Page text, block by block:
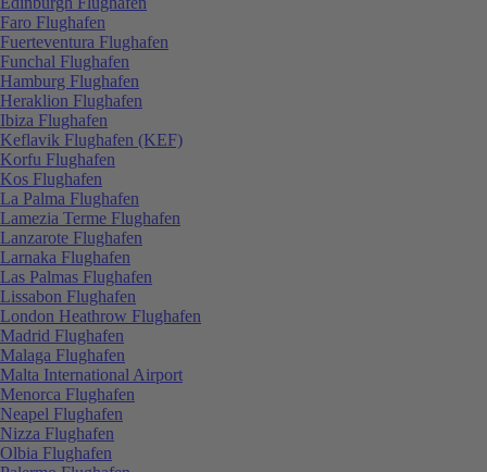
Faro Flughafen
Fuerteventura Flughafen
Funchal Flughafen
Hamburg Flughafen
Heraklion Flughafen
Ibiza Flughafen
Keflavik Flughafen (KEF)
Korfu Flughafen
Kos Flughafen
La Palma Flughafen
Lamezia Terme Flughafen
Lanzarote Flughafen
Larnaka Flughafen
Las Palmas Flughafen
Lissabon Flughafen
London Heathrow Flughafen
Madrid Flughafen
Malaga Flughafen
Malta International Airport
Menorca Flughafen
Neapel Flughafen
Nizza Flughafen
Olbia Flughafen